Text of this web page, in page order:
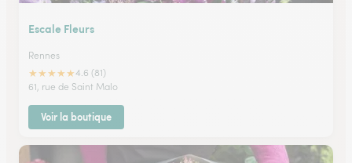
Escale Fleurs
Rennes
★★★★★4.6 (81)
61, rue de Saint Malo
Voir la boutique